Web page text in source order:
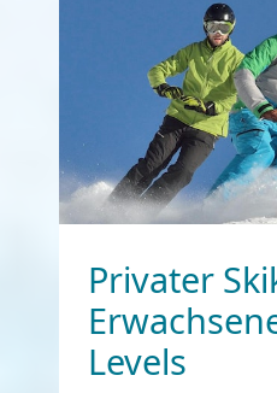
Privater
Levels